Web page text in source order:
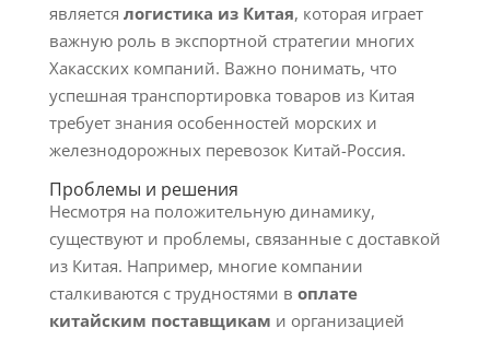
является логистика из Китая, которая играет
важную роль в экспортной стратегии многих
Хакасских компаний. Важно понимать, что
успешная транспортировка товаров из Китая
требует знания особенностей морских и
железнодорожных перевозок Китай-Россия.
Проблемы и решения
Несмотря на положительную динамику,
существуют и проблемы, связанные с доставкой
из Китая. Например, многие компании
сталкиваются с трудностями в оплате
китайским поставщикам и организацией